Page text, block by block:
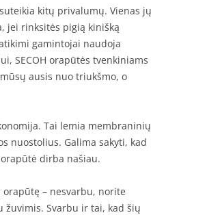
kitų privalumų. Vienas jų
jei rinksitės pigią kinišką
gamintojai naudoja
SECOH orapūtės tvenkiniams
ausis nuo triukšmo, o
Tai lemia membraninių
nuostolius. Galima sakyti, kad
dirba našiau.
– nesvarbu, norite
Svarbu ir tai, kad šių